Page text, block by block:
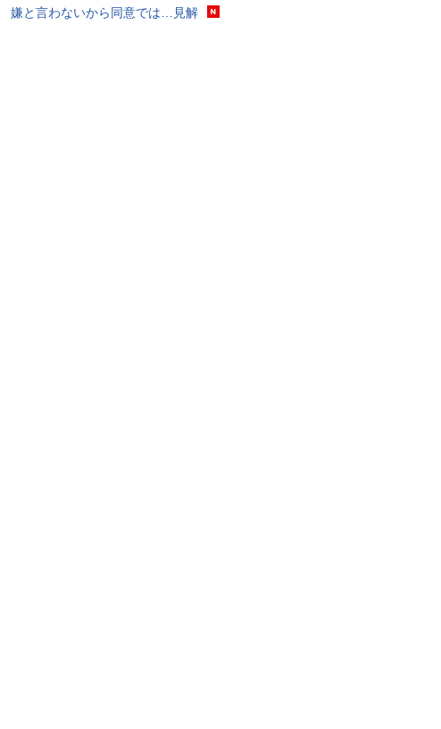
嫌と言わないから同意では…見解